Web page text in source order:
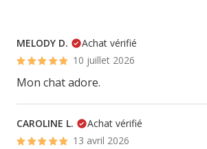
MELODY D.
Achat vérifié
10 juillet 2026
Mon chat adore.
CAROLINE L.
Achat vérifié
13 avril 2026